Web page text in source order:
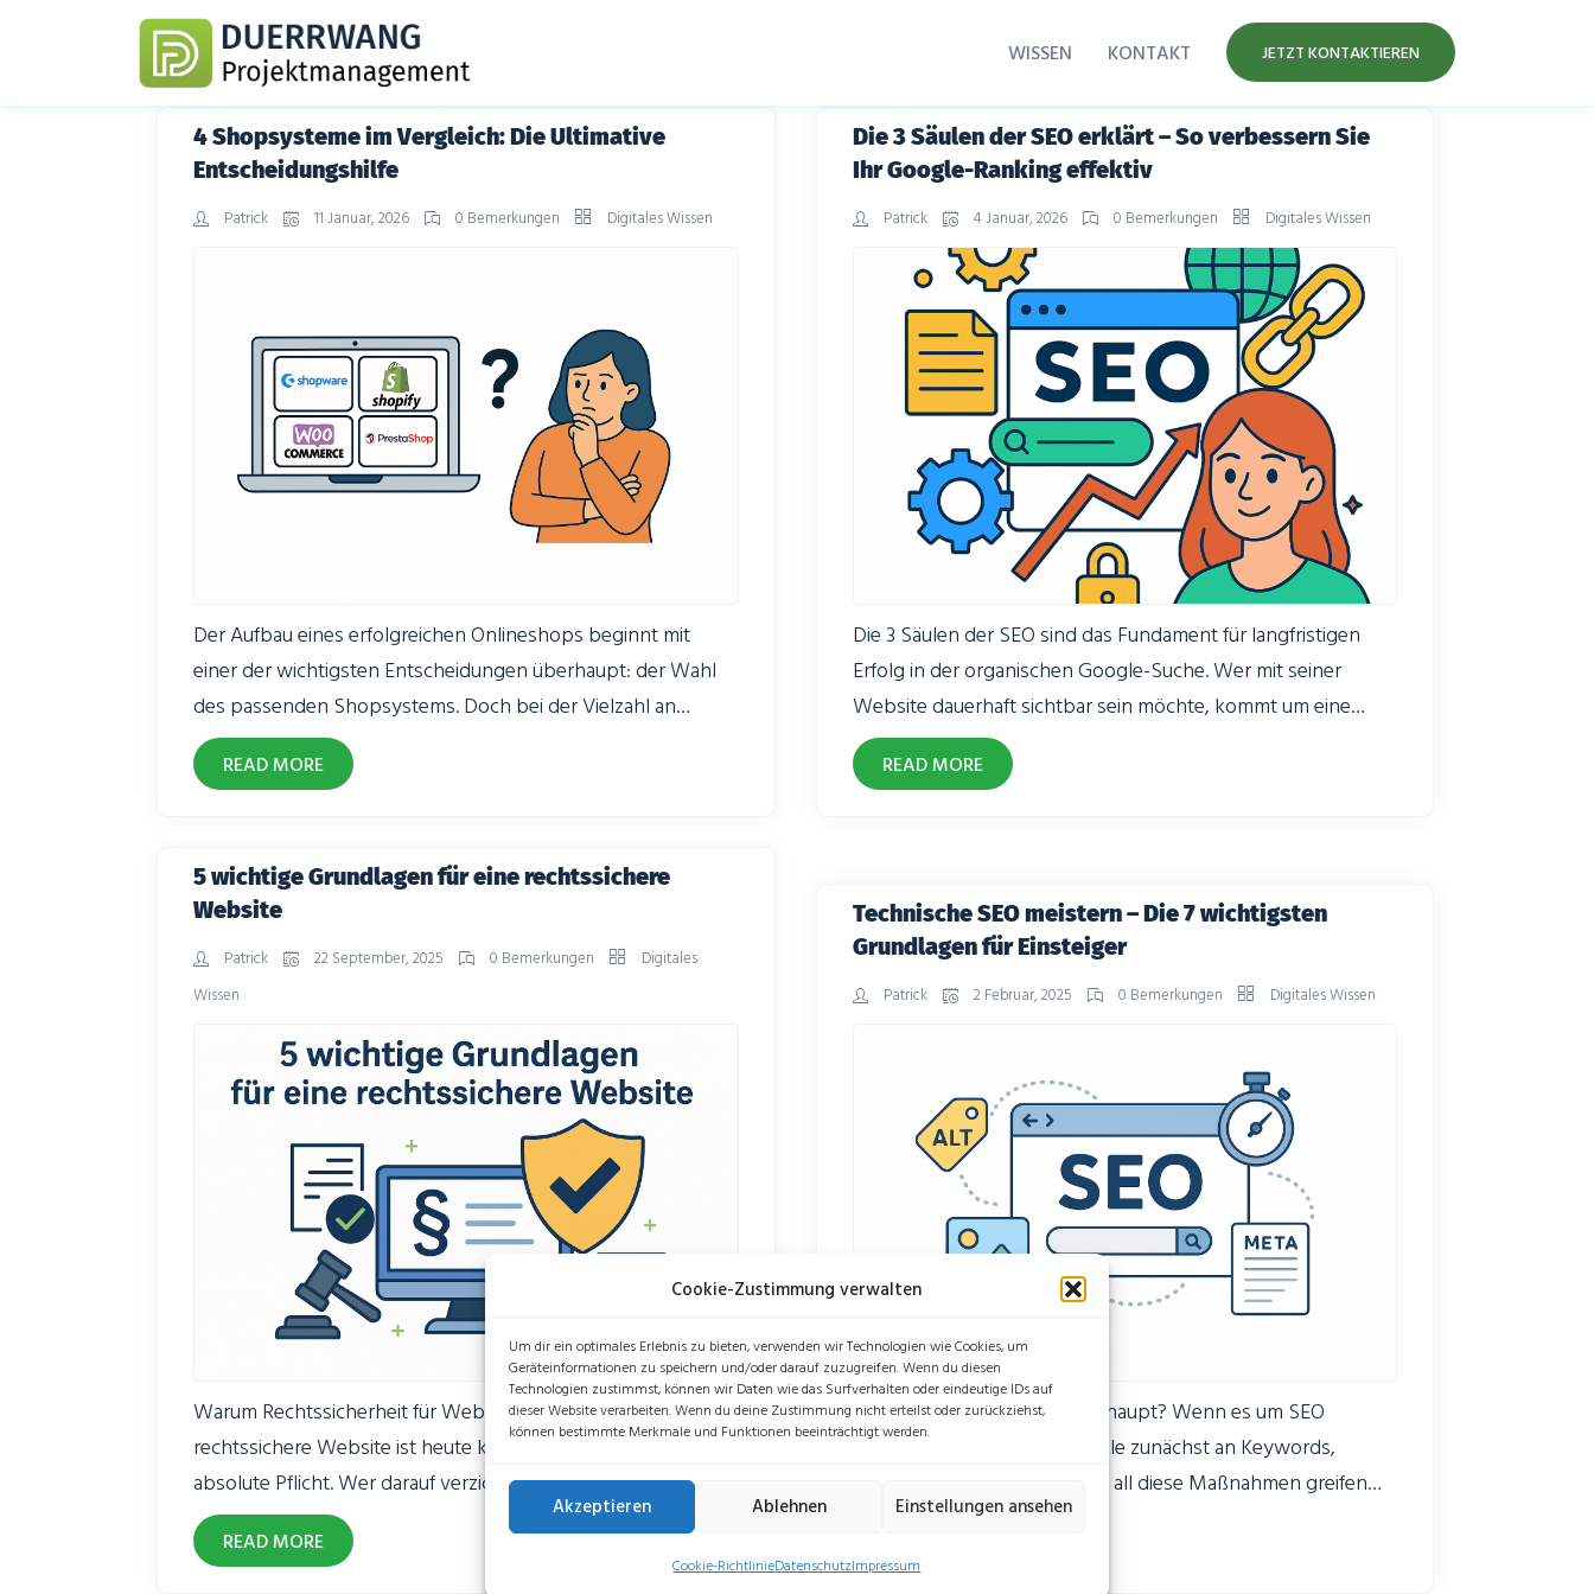
Cookie-Zustimmung verwalten
Um dir ein optimales Erlebnis zu bieten, verwenden wir Technologien wie Cookies, um
Geräteinformationen zu speichern und/oder darauf zuzugreifen. Wenn du diesen
Technologien zustimmst, können wir Daten wie das Surfverhalten oder eindeutige IDs auf
dieser Website verarbeiten. Wenn du deine Zustimmung nicht erteilst oder zurückziehst,
können bestimmte Merkmale und Funktionen beeinträchtigt werden.
Akzeptieren Ablehnen Einstellungen ansehen
Cookie-RichtlinieDatenschutzImpressum
WISSEN KONTAKT JETZT KONTAKTIEREN
4 Shopsysteme im Vergleich: Die Ultimative
Entscheidungshilfe
Patrick 11 Januar, 2026 0 Bemerkungen Digitales Wissen
Der Aufbau eines erfolgreichen Onlineshops beginnt mit
einer der wichtigsten Entscheidungen überhaupt: der Wahl
des passenden Shopsystems. Doch bei der Vielzahl an
Möglichkeiten kann der Überblick schnell verloren gehen.
Shopsysteme im Vergleich zu analysieren, ist daher
Hosting-Anforderungen und langfristiger Skalierbarkeit.
READ MORE
Die 3 Säulen der SEO erklärt – So verbessern Sie
Ihr Google-Ranking effektiv
Patrick 4 Januar, 2026 0 Bemerkungen Digitales Wissen
Die 3 Säulen der SEO sind das Fundament für langfristigen
Erfolg in der organischen Google-Suche. Wer mit seiner
Website dauerhaft sichtbar sein möchte, kommt um eine
strukturierte Suchmaschinenoptimierung nicht herum.
Technische Stabilität, inhaltliche Qualität und der Aufbau von
READ MORE
5 wichtige Grundlagen für eine rechtssichere
Website
Patrick 22 September, 2025 0 Bemerkungen
Digitales
Wissen
Warum Rechtssicherheit für Websites unverzichtbar ist Eine
rechtssichere Website ist heute keine Kür mehr, sondern eine
absolute Pflicht. Wer darauf verzichtet, riskiert teure
Abmahnungen, Bußgelder und vor allem den Verlust von
Vertrauen bei den eigenen Kunden. Auch Suchmaschinen wie
READ MORE
Technische SEO meistern – Die 7 wichtigsten
Grundlagen für Einsteiger
Patrick 2 Februar, 2025 0 Bemerkungen Digitales Wissen
Was ist technische SEO überhaupt? Wenn es um SEO
Grundlagen geht, denken viele zunächst an Keywords,
Content und Backlinks. Doch all diese Maßnahmen greifen
nur dann wirklich, wenn auch die technische SEO stimmt. Sie
bildet das unsichtbare Fundament Ihrer Onlinepräsenz – das